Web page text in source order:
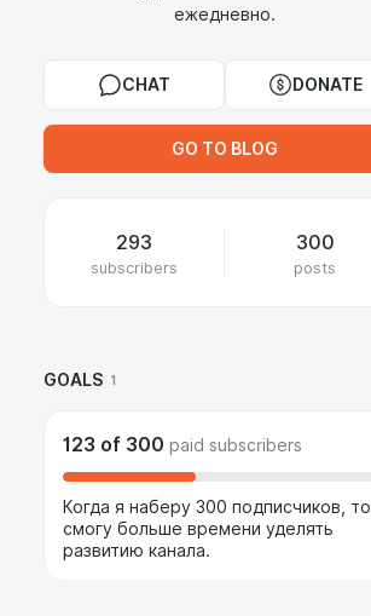
ежедневно.
CHAT DONATE
GO TO BLOG
293
subscribers
300
posts
GOALS 1
123 of 300 paid subscribers
Когда я наберу 300 подписчиков, то
смогу больше времени уделять
развитию канала.